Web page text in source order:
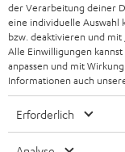
BLUETOOTH-
STEREOANLAGEN
LAUTSPRECHER
ULTIMA-SERIE
NEWSLETTER
STORES
DEINE VORTEILE BEI
BELGIEN
FRANKREICH
POLEN
der Verarbeitung deiner
eine individuelle Auswahl
bzw. deaktivieren und mit
Alle Einwilligungen
anpassen und mit
Informationen auch
Erforderlich